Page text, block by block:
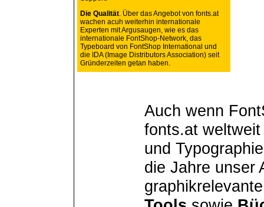
Die Qualität. Über das Angebot von fonts.at
wachen acuh weiterhin internationale
Experten mit Argusaugen, wie es das
internationale FontShop-Network, das
Typeboard von FontShop International und
die IDA (Image Distributors Association) seit
Gründerzeiten getan haben.
Auch wenn
fonts.at
und
die Jahre unser